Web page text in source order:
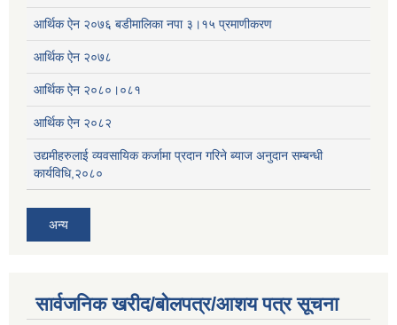
आर्थिक ऐन २०७६ बडीमालिका नपा ३।१५ प्रमाणीकरण
आर्थिक ऐन २०७८
आर्थिक ऐन २०८०।०८१
आर्थिक ऐन २०८२
उद्यमीहरुलाई व्यवसायिक कर्जामा प्रदान गरिने ब्याज अनुदान सम्बन्धी
कार्यविधि,२०८०
अन्य
सार्वजनिक खरीद/बोलपत्र/आशय पत्र सूचना